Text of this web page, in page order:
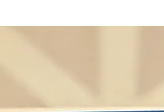
פשוט נתן לי זריקת...